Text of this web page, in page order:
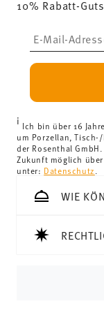
(ausgenommen
Lieferkosten
weniger als
Deutschland
Länder
Vereinigtes
Königreich
Lieferung
Schweiz:
CHF liegen die
sobald Ihr
Lieferzeit
hier
10% Rabatt-
i Ich bin über 16
um Porzellan,
der Rosenthal
Zukunft möglich
unter: Datenschutz
WIE